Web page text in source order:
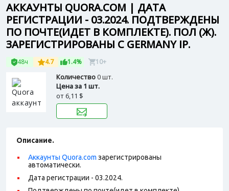
АККАУНТЫ QUORA.COM | ДАТА
РЕГИСТРАЦИИ - 03.2024. ПОДТВЕРЖДЕНЫ
ПО ПОЧТЕ(ИДЕТ В КОМПЛЕКТЕ). ПОЛ (Ж).
ЗАРЕГИСТРИРОВАНЫ С GERMANY IP.
48ч 4.7 1.4% 10+
Количество0 шт.
Цена за 1 шт.
от 6,11 $
Описание.
Аккаунты Quora.com зарегистрированы
автоматически.
Дата регистрации - 03.2024.